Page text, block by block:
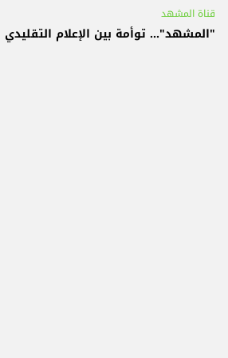
قناة المشهد
"المشهد"... توأمة بين الإعلام التقليدي